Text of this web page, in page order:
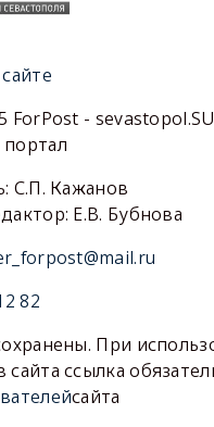
ForPost - sevastopol.SU
С.П. Кажанов
Е.В. Бубнова
82
При
сайта ссылка
сайта